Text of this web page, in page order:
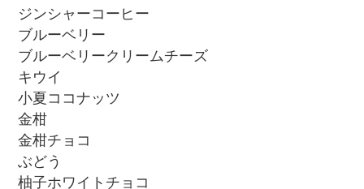
ジンシャーコーヒー
ブルーベリー
ブルーベリークリームチーズ
キウイ
小夏ココナッツ
金柑
金柑チョコ
ぶどう
柚子ホワイトチョコ